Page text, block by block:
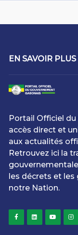
EN SAVOIR PLUS
Portail Officiel
accès direct et
aux actualités
Retrouvez ici la
les décrets et
notre Nation.